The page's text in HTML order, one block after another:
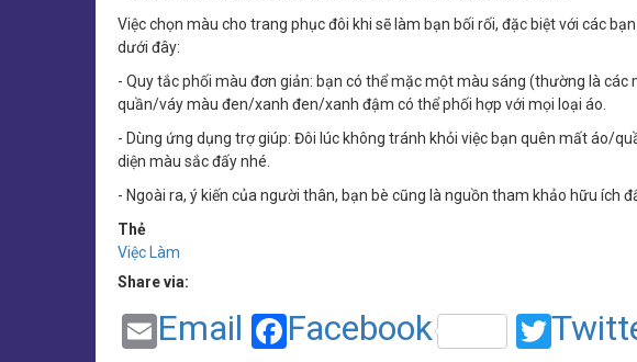
Việc chọn màu cho trang phục đôi khi sẽ làm bạn bối rối, đặc biệt với các
dưới đây:
- Quy tắc phối màu đơn giản: bạn có thể mặc một màu sáng (thường là
quần/váy màu đen/xanh đen/xanh đậm có thể phối hợp với mọi loại áo.
- Dùng ứng dụng trợ giúp: Đôi lúc không tránh khỏi việc bạn quên mất áo/
diện màu sắc đấy nhé.
- Ngoài ra, ý kiến của người thân, bạn bè cũng là nguồn tham khảo hữu ích
Thẻ
Việc Làm
Share via:
Email Facebook